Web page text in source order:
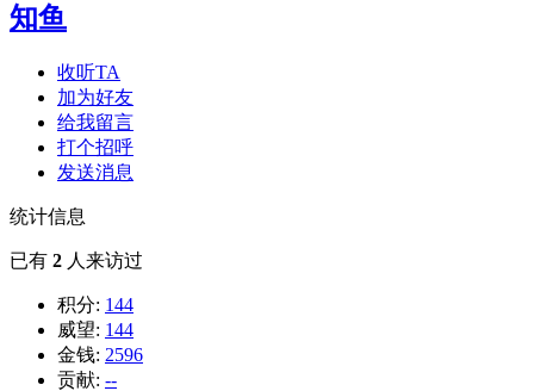
知鱼
收听TA
加为好友
给我留言
打个招呼
发送消息
统计信息
已有 2 人来访过
积分: 144
威望: 144
金钱: 2596
贡献: --